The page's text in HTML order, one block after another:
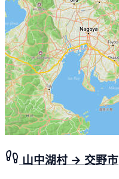
山中湖村 → 交野市